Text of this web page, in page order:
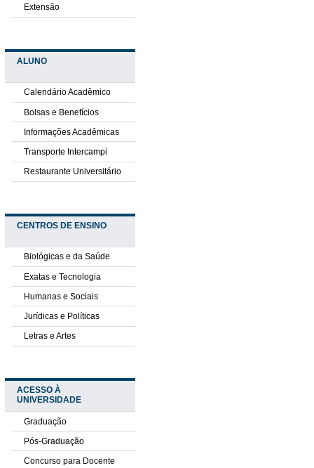
Extensão
ALUNO
Calendário Acadêmico
Bolsas e Benefícios
Informações Acadêmicas
Transporte Intercampi
Restaurante Universitário
CENTROS DE ENSINO
Biológicas e da Saúde
Exatas e Tecnologia
Humanas e Sociais
Jurídicas e Políticas
Letras e Artes
ACESSO À
UNIVERSIDADE
Graduação
Pós-Graduação
Concurso para Docente